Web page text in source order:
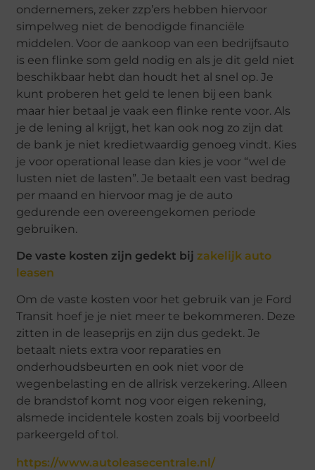
ondernemers, zeker zzp’ers hebben hiervoor
simpelweg niet de benodigde financiële
middelen. Voor de aankoop van een bedrijfsauto
is een flinke som geld nodig en als je dit geld niet
beschikbaar hebt dan houdt het al snel op. Je
kunt proberen het geld te lenen bij een bank
maar hier betaal je vaak een flinke rente voor. Als
je de lening al krijgt, het kan ook nog zo zijn dat
de bank je niet kredietwaardig genoeg vindt. Kies
je voor operational lease dan kies je voor “wel de
lusten niet de lasten”. Je betaalt een vast bedrag
per maand en hiervoor mag je de auto
gedurende een overeengekomen periode
gebruiken.
De vaste kosten zijn gedekt bijzakelijk auto
leasen
Om de vaste kosten voor het gebruik van je Ford
Transit hoef je je niet meer te bekommeren. Deze
zitten in de leaseprijs en zijn dus gedekt. Je
betaalt niets extra voor reparaties en
onderhoudsbeurten en ook niet voor de
wegenbelasting en de allrisk verzekering. Alleen
de brandstof komt nog voor eigen rekening,
alsmede incidentele kosten zoals bij voorbeeld
parkeergeld of tol.
https://www.autoleasecentrale.nl/